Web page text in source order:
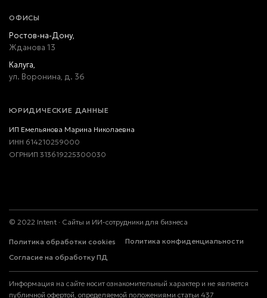
ОФИСЫ
Ростов-на-Дону,
Жданова 13
Калуга,
ул. Воронина, д. 36
ЮРИДИЧЕСКИЕ ДАННЫЕ
ИП Емельянова Марина Николаевна
ИНН 614210259000
ОГРНИП 313619225300030
© 2022 Intent · Сайты и ИИ-сотрудники для бизнеса
Политика обработки cookies
Политика конфиденциальности
Согласие на обработку ПД
Информация на сайте носит ознакомительный характер и не является
публичной офертой, определяемой положениями статьи 437